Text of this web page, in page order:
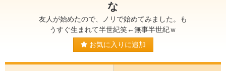
な
友人が始めたので、ノリで始めてみました。も
うすぐ生まれて半世紀笑←無事半世紀ｗ
お気に入りに追加